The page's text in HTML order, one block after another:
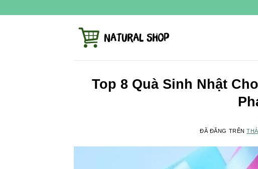
Top 8 Quà Sinh Nhật
ĐÃ ĐĂNG TRÊN